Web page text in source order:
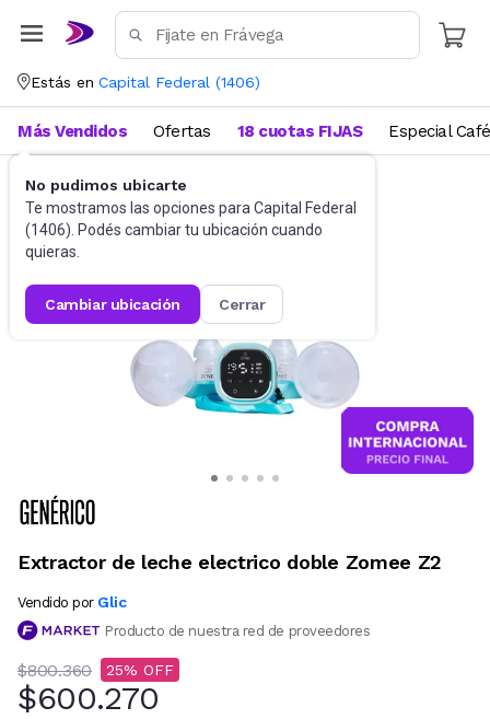
Estás en Capital Federal (1406)
No pudimos ubicarte
Te mostramos las opciones para Capital Federal
(1406). Podés cambiar tu ubicación cuando
quieras.
cambiar ubicación cerrar
Más Vendidos Ofertas 18 cuotas FIJAS Especial Café
Alimentación y lactancia
Extractor de leche electrico doble Zomee Z2
Vendido por Glic
Producto de nuestra red de proveedores
$800.360 25
$600.270